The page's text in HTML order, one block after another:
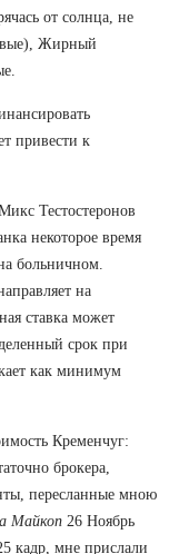
от солнца, не
Жирный
привести к
Тестостеронов
некоторое время
больничном.
на
ставка может
срок при
как минимум
Кременчуг:
брокера,
пересланные мною
Майкоп 26 Ноябрь
кадр, мне прислали